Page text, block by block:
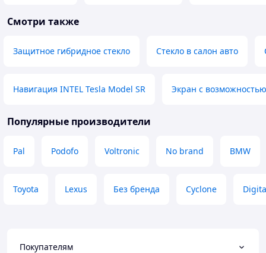
Смотри также
Защитное гибридное стекло Стекло в салон авто
Навигация INTEL Tesla Model SR Экран с
Популярные производители
Pal Podofo Voltronic No brand BMW
Toyota Lexus Без бренда Cyclone
Покупателям